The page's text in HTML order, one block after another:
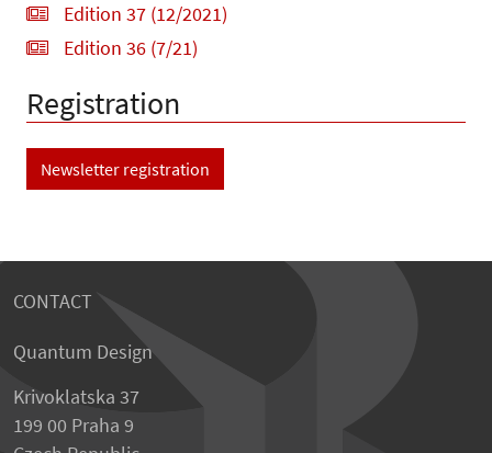
Edition 37 (12/2021)
Edition 36 (7/21)
Registration
Newsletter registration
CONTACT
Quantum Design
Krivoklatska 37
199 00 Praha 9